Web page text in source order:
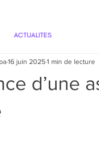
ACTUALITES
d’une
16 juin 20251 min de lecture